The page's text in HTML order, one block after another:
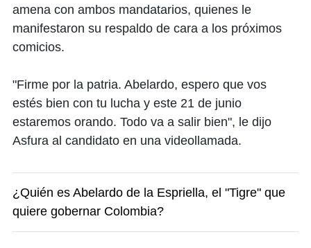
amena con ambos mandatarios, quienes le
manifestaron su respaldo de cara a los próximos
comicios.
"Firme por la patria. Abelardo, espero que vos
estés bien con tu lucha y este 21 de junio
estaremos orando. Todo va a salir bien", le dijo
Asfura al candidato en una videollamada.
¿Quién es Abelardo de la Espriella, el "Tigre" que
quiere gobernar Colombia?